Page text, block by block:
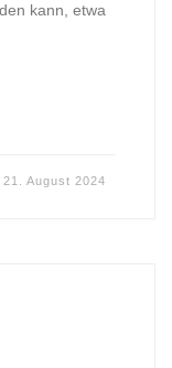
kann, etwa
21. August 2024